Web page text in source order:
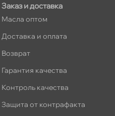
Заказ и доставка
Масла оптом
Доставка и оплата
озврат
Гарантия качества
Контроль качества
Защита от контрафакта